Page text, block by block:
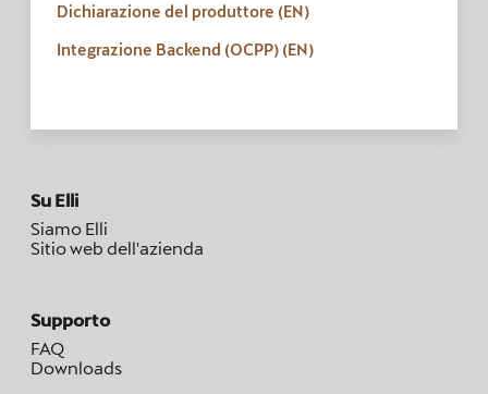
Dichiarazione del produttore (EN)
Integrazione Backend (OCPP) (EN)
Su Elli
Siamo Elli
Sitio web dell'azienda
Supporto
FAQ
Downloads